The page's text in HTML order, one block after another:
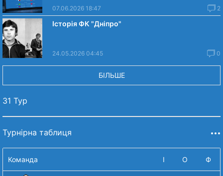
07.06.2026 18:47 2
Історія ФК "Дніпро"
24.05.2026 04:45 0
БІЛЬШЕ
31 Тур
Турнірна таблиця
Команда І О Ф